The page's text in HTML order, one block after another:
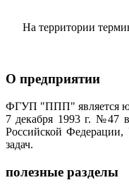
На территории
О предприятии
ФГУП "ППП" является
7 декабря 1993 г. №47 в
Российской Федерации,
задач.
полезные разделы